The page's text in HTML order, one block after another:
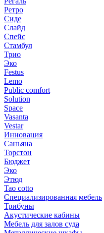
Ретро
Сиде
Слайд
Спейс
Стамбул
Трио
Эко
Festus
Lemo
Public comfort
Solution
Space
Vasanta
Vestar
Инновация
Саньяна
Торстон
Бюджет
Эко
Этюд
Tao cotto
Специализированная мебель
Трибуны
Акустические кабины
Мебель для залов суда